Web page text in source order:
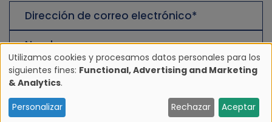
correo
electrónico
Apellido
U
s
Utilizamos cookies y procesamos datos personales para los
siguientes fines: Functional, Advertising and Marketing
& Analytics.
Personalizar Rechazar Aceptar